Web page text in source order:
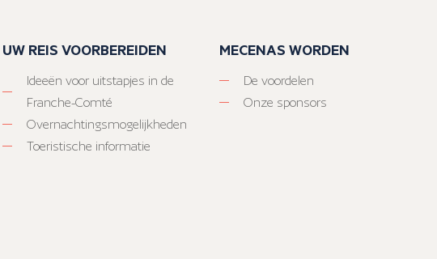
UW REIS VOORBEREIDEN
Ideeën voor uitstapjes in de
Franche-Comté
Overnachtingsmogelijkheden
Toeristische informatie
MECENAS WORDEN
De voordelen
Onze sponsors